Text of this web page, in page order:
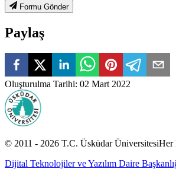
Formu Gönder
Paylaş
Oluşturulma Tarihi: 02 Mart 2022
© 2011 - 2026 T.C. Üsküdar ÜniversitesiHer
Dijital Teknolojiler ve Yazılım Daire